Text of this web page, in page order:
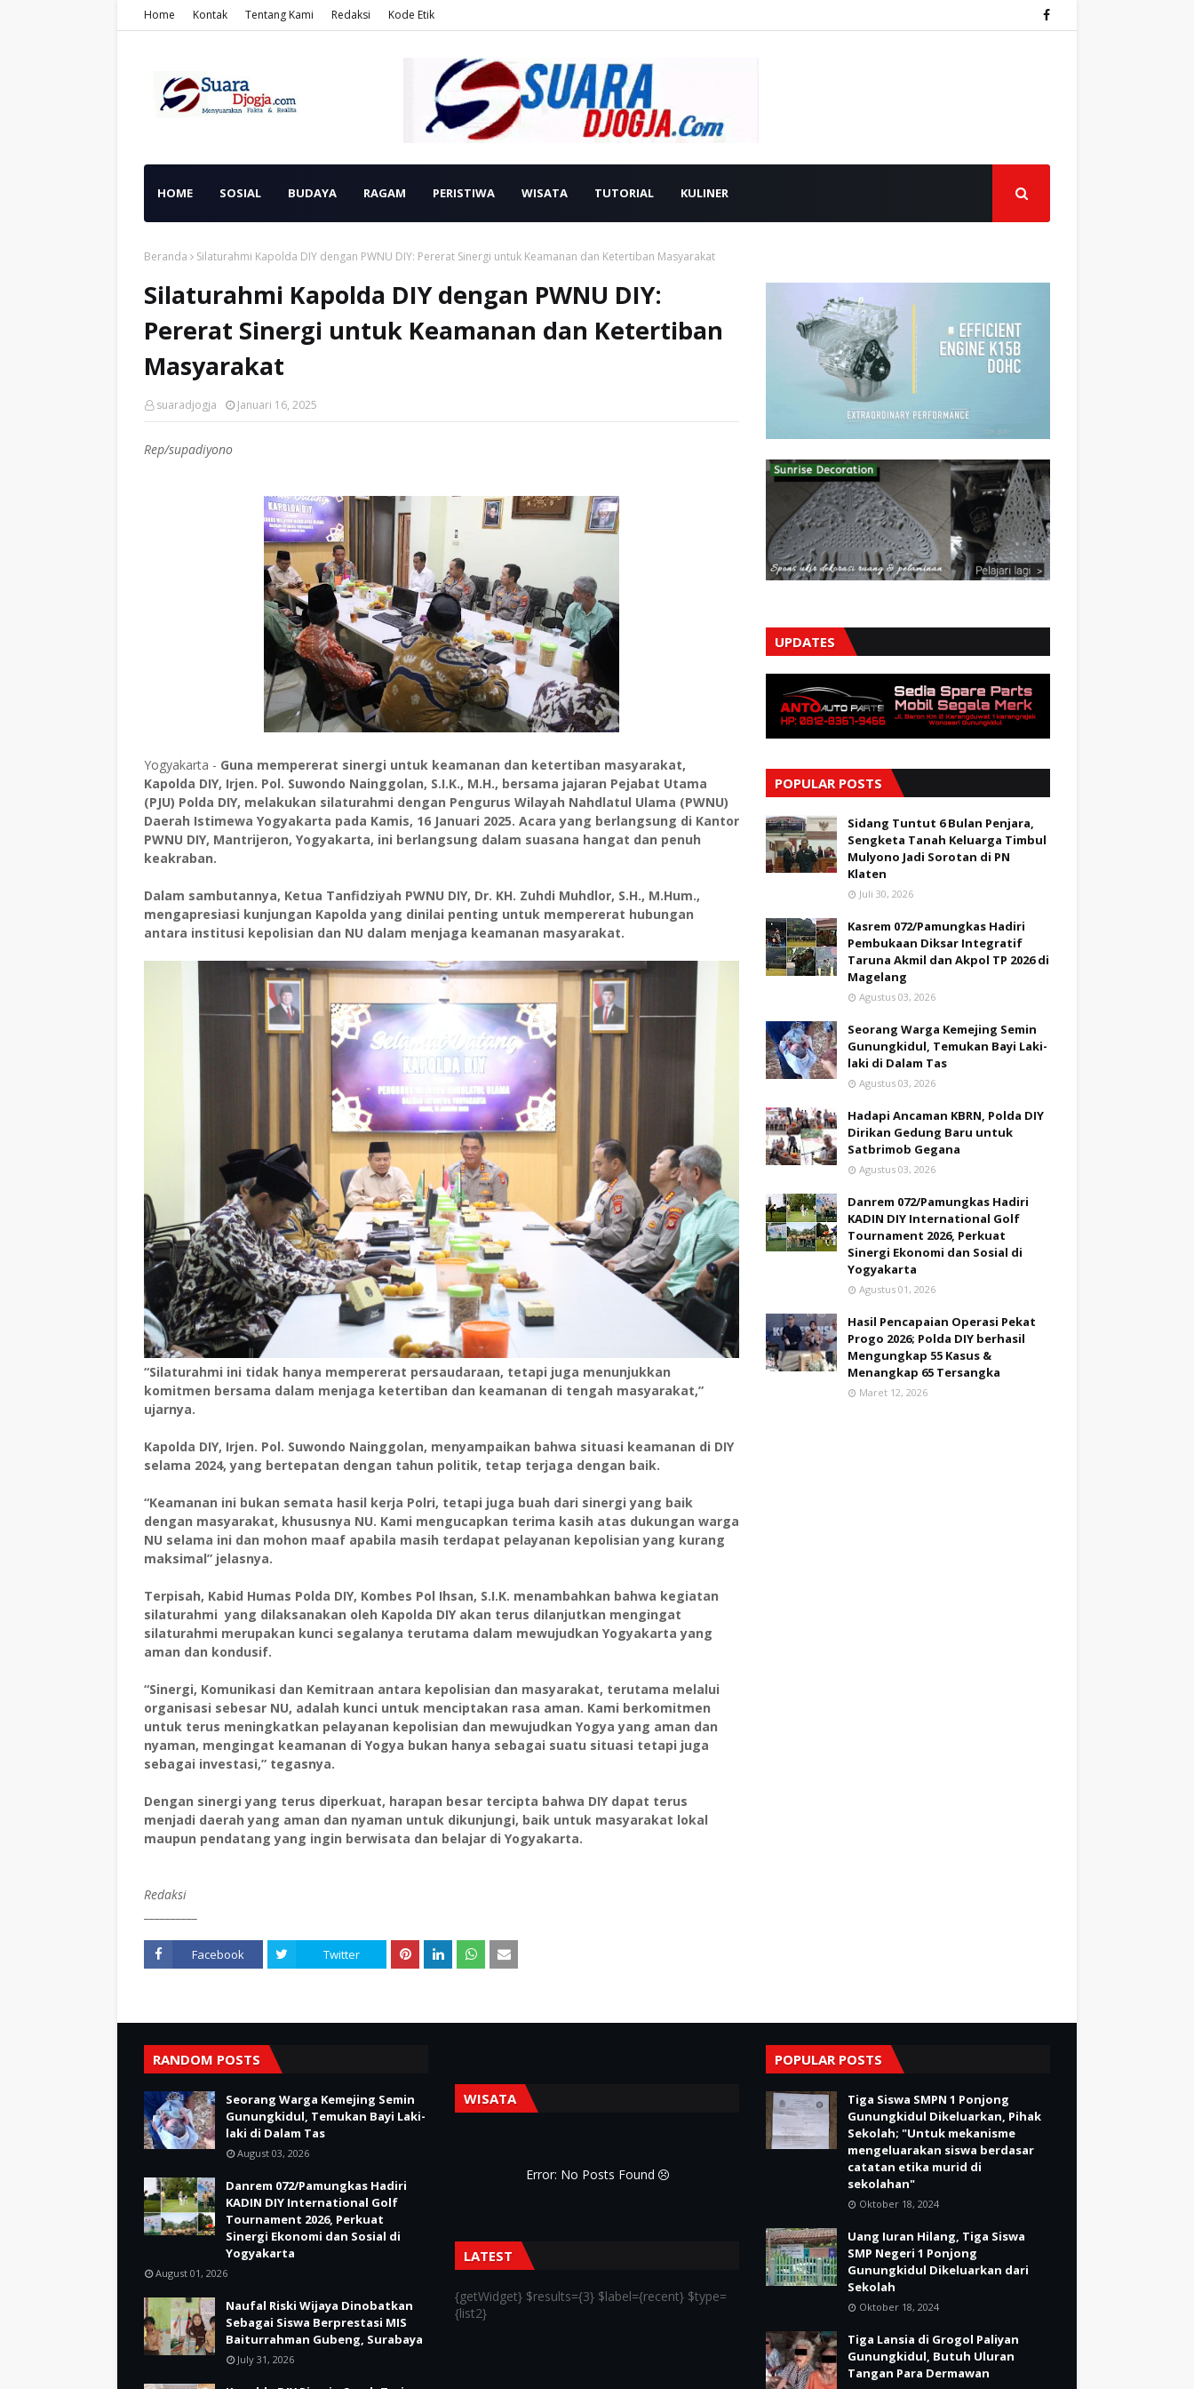
Home Kontak Tentang Kami Redaksi Kode Etik
HOME SOSIAL BUDAYA RAGAM PERISTIWA WISATA TUTORIAL KULINER
Beranda Silaturahmi Kapolda DIY dengan PWNU DIY: Pererat Sinergi untuk Keamanan dan Ketertiban Masyarakat
Silaturahmi Kapolda DIY dengan PWNU DIY:
Pererat Sinergi untuk Keamanan dan Ketertiban
Masyarakat
suaradjogja Januari 16, 2025
Rep/supadiyono
Yogyakarta - Guna mempererat sinergi untuk keamanan dan ketertiban masyarakat,
Kapolda DIY, Irjen. Pol. Suwondo Nainggolan, S.I.K., M.H., bersama jajaran Pejabat Utama
(PJU) Polda DIY, melakukan silaturahmi dengan Pengurus Wilayah Nahdlatul Ulama (PWNU)
Daerah Istimewa Yogyakarta pada Kamis, 16 Januari 2025. Acara yang berlangsung di Kantor
PWNU DIY, Mantrijeron, Yogyakarta, ini berlangsung dalam suasana hangat dan penuh
keakraban.
Dalam sambutannya, Ketua Tanfidziyah PWNU DIY, Dr. KH. Zuhdi Muhdlor, S.H., M.Hum.,
mengapresiasi kunjungan Kapolda yang dinilai penting untuk mempererat hubungan
antara institusi kepolisian dan NU dalam menjaga keamanan masyarakat.
“Silaturahmi ini tidak hanya mempererat persaudaraan, tetapi juga menunjukkan
komitmen bersama dalam menjaga ketertiban dan keamanan di tengah masyarakat,”
ujarnya.
Kapolda DIY, Irjen. Pol. Suwondo Nainggolan, menyampaikan bahwa situasi keamanan di DIY
selama 2024, yang bertepatan dengan tahun politik, tetap terjaga dengan baik.
“Keamanan ini bukan semata hasil kerja Polri, tetapi juga buah dari sinergi yang baik
dengan masyarakat, khususnya NU. Kami mengucapkan terima kasih atas dukungan warga
NU selama ini dan mohon maaf apabila masih terdapat pelayanan kepolisian yang kurang
maksimal” jelasnya.
Terpisah, Kabid Humas Polda DIY, Kombes Pol Ihsan, S.I.K. menambahkan bahwa kegiatan
silaturahmi yang dilaksanakan oleh Kapolda DIY akan terus dilanjutkan mengingat
silaturahmi merupakan kunci segalanya terutama dalam mewujudkan Yogyakarta yang
aman dan kondusif.
“Sinergi, Komunikasi dan Kemitraan antara kepolisian dan masyarakat, terutama melalui
organisasi sebesar NU, adalah kunci untuk menciptakan rasa aman. Kami berkomitmen
untuk terus meningkatkan pelayanan kepolisian dan mewujudkan Yogya yang aman dan
nyaman, mengingat keamanan di Yogya bukan hanya sebagai suatu situasi tetapi juga
sebagai investasi,” tegasnya.
Dengan sinergi yang terus diperkuat, harapan besar tercipta bahwa DIY dapat terus
menjadi daerah yang aman dan nyaman untuk dikunjungi, baik untuk masyarakat lokal
maupun pendatang yang ingin berwisata dan belajar di Yogyakarta.
Redaksi
Facebook Twitter
UPDATES
POPULAR POSTS
Sidang Tuntut 6 Bulan Penjara,
Sengketa Tanah Keluarga Timbul
Mulyono Jadi Sorotan di PN
Klaten
Juli 30, 2026
Kasrem 072/Pamungkas Hadiri
Pembukaan Diksar Integratif
Taruna Akmil dan Akpol TP 2026 di
Magelang
Agustus 03, 2026
Seorang Warga Kemejing Semin
Gunungkidul, Temukan Bayi Laki-
laki di Dalam Tas
Agustus 03, 2026
Hadapi Ancaman KBRN, Polda DIY
Dirikan Gedung Baru untuk
Satbrimob Gegana
Agustus 03, 2026
Danrem 072/Pamungkas Hadiri
KADIN DIY International Golf
Tournament 2026, Perkuat
Sinergi Ekonomi dan Sosial di
Yogyakarta
Agustus 01, 2026
Hasil Pencapaian Operasi Pekat
Progo 2026; Polda DIY berhasil
Mengungkap 55 Kasus &
Menangkap 65 Tersangka
Maret 12, 2026
RANDOM POSTS
Seorang Warga Kemejing Semin
Gunungkidul, Temukan Bayi Laki-
laki di Dalam Tas
August 03, 2026
Danrem 072/Pamungkas Hadiri
KADIN DIY International Golf
Tournament 2026, Perkuat
Sinergi Ekonomi dan Sosial di
Yogyakarta
August 01, 2026
Naufal Riski Wijaya Dinobatkan
Sebagai Siswa Berprestasi MIS
Baiturrahman Gubeng, Surabaya
July 31, 2026
WISATA
Error: No Posts Found
LATEST
{getWidget} $results={3} $label={recent} $type=
{list2}
POPULAR POSTS
Tiga Siswa SMPN 1 Ponjong
Gunungkidul Dikeluarkan, Pihak
Sekolah; "Untuk mekanisme
mengeluarakan siswa berdasar
catatan etika murid di
sekolahan"
Oktober 18, 2024
Uang Iuran Hilang, Tiga Siswa
SMP Negeri 1 Ponjong
Gunungkidul Dikeluarkan dari
Sekolah
Oktober 18, 2024
Tiga Lansia di Grogol Paliyan
Gunungkidul, Butuh Uluran
Tangan Para Dermawan